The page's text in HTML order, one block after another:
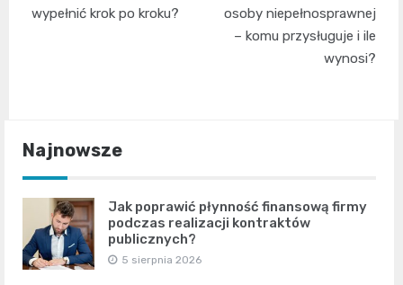
wpisu
wypełnić krok po kroku?
osoby niepełnosprawnej
– komu przysługuje i ile
wynosi?
Najnowsze
Jak poprawić płynność finansową firmy
podczas realizacji kontraktów
publicznych?
5 sierpnia 2026